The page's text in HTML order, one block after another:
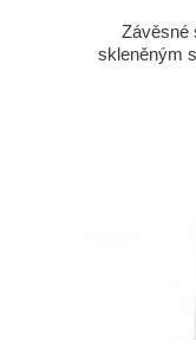
Závěsné
skleněným